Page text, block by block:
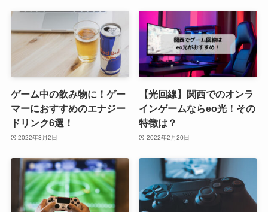
ゲーム中の飲み物に！ゲー
マーにおすすめのエナジー
ドリンク6選！
2022年3月2日
【光回線】関西でのオンラ
インゲームならeo光！その
特徴は？
2022年2月20日